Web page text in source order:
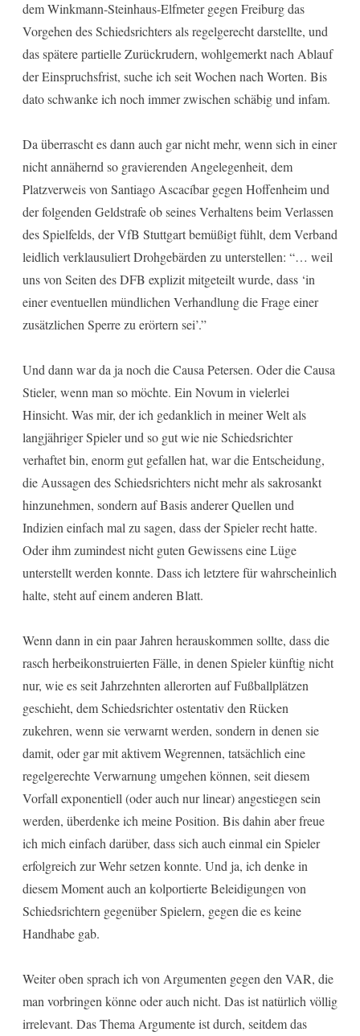
dem Winkmann-Steinhaus-Elfmeter gegen Freiburg das
Vorgehen des Schiedsrichters als regelgerecht darstellte, und
das spätere partielle Zurückrudern, wohlgemerkt nach Ablauf
der Einspruchsfrist, suche ich seit Wochen nach Worten. Bis
dato schwanke ich noch immer zwischen schäbig und infam.
Da überrascht es dann auch gar nicht mehr, wenn sich in einer
nicht annähernd so gravierenden Angelegenheit, dem
Platzverweis von Santiago Ascacíbar gegen Hoffenheim und
der folgenden Geldstrafe ob seines Verhaltens beim Verlassen
des Spielfelds, der VfB Stuttgart bemüßigt fühlt, dem Verband
leidlich verklausuliert Drohgebärden zu unterstellen: “… weil
uns von Seiten des DFB explizit mitgeteilt wurde, dass ‘in
einer eventuellen mündlichen Verhandlung die Frage einer
zusätzlichen Sperre zu erörtern sei’.”
Und dann war da ja noch die Causa Petersen. Oder die Causa
Stieler, wenn man so möchte. Ein Novum in vielerlei
Hinsicht. Was mir, der ich gedanklich in meiner Welt als
langjähriger Spieler und so gut wie nie Schiedsrichter
verhaftet bin, enorm gut gefallen hat, war die Entscheidung,
die Aussagen des Schiedsrichters nicht mehr als sakrosankt
hinzunehmen, sondern auf Basis anderer Quellen und
Indizien einfach mal zu sagen, dass der Spieler recht hatte.
Oder ihm zumindest nicht guten Gewissens eine Lüge
unterstellt werden konnte. Dass ich letztere für wahrscheinlich
halte, steht auf einem anderen Blatt.
Wenn dann in ein paar Jahren herauskommen sollte, dass die
rasch herbeikonstruierten Fälle, in denen Spieler künftig nicht
nur, wie es seit Jahrzehnten allerorten auf Fußballplätzen
geschieht, dem Schiedsrichter ostentativ den Rücken
zukehren, wenn sie verwarnt werden, sondern in denen sie
damit, oder gar mit aktivem Wegrennen, tatsächlich eine
regelgerechte Verwarnung umgehen können, seit diesem
Vorfall exponentiell (oder auch nur linear) angestiegen sein
werden, überdenke ich meine Position. Bis dahin aber freue
ich mich einfach darüber, dass sich auch einmal ein Spieler
erfolgreich zur Wehr setzen konnte. Und ja, ich denke in
diesem Moment auch an kolportierte Beleidigungen von
Schiedsrichtern gegenüber Spielern, gegen die es keine
Handhabe gab.
Weiter oben sprach ich von Argumenten gegen den VAR, die
man vorbringen könne oder auch nicht. Das ist natürlich völlig
irrelevant. Das Thema Argumente ist durch, seitdem das